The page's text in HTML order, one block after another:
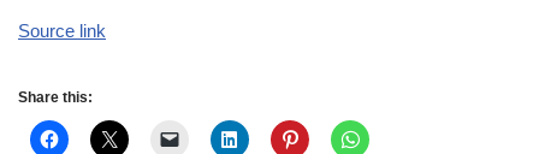
Source link
Share this: